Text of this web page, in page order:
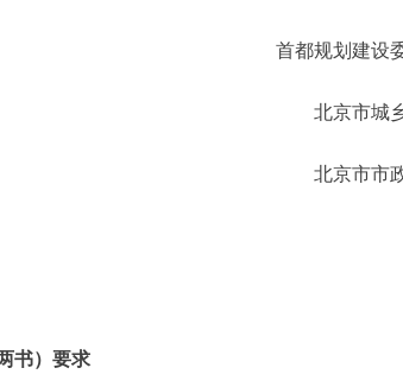
首都规划建设
北京市城
北京市市
书）要求